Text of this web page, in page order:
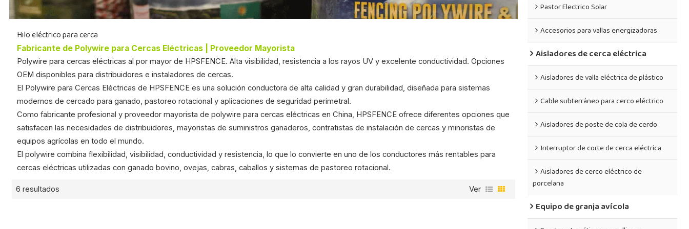
Hilo eléctrico para cerca
Fabricante de Polywire para Cercas Eléctricas | Proveedor Mayorista
Polywire para cercas eléctricas al por mayor de HPSFENCE. Alta visibilidad, resistencia a los rayos UV y excelente conductividad. Opciones
OEM disponibles para distribuidores e instaladores de cercas.
El Polywire para Cercas Eléctricas de HPSFENCE es una solución conductora de alta calidad y gran durabilidad, diseñada para sistemas
modernos de cercado para ganado, pastoreo rotacional y aplicaciones de seguridad perimetral.
Como fabricante profesional y proveedor mayorista de polywire para cercas eléctricas en China, HPSFENCE ofrece diferentes opciones que
satisfacen las necesidades de distribuidores, mayoristas de suministros ganaderos, contratistas de instalación de cercas y minoristas de
equipos agrícolas en todo el mundo.
El polywire combina flexibilidad, visibilidad, conductividad y resistencia, lo que lo convierte en uno de los conductores más rentables para
cercas eléctricas utilizadas con ganado bovino, ovejas, cabras, caballos y sistemas de pastoreo rotacional.
6 resultados Ver
Pastor Electrico Solar
Accesorios para vallas energizadoras
Aisladores de cerca eléctrica
Aisladores de valla eléctrica de plástico
Cable subterráneo para cerco eléctrico
Aisladores de poste de cola de cerdo
Interruptor de corte de cerca eléctrica
Aisladores de cerco eléctrico de
porcelana
Equipo de granja avícola